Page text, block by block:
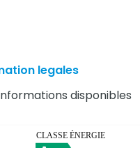
legales
disponibles